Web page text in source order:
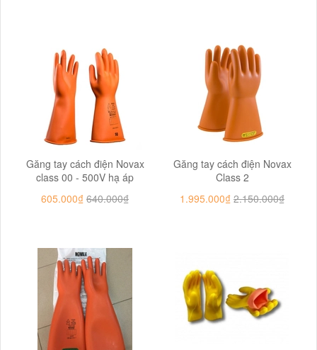
Găng tay cách điện Novax
class 00 - 500V hạ áp
605.000₫ 640.000₫
Găng tay cách điện Novax
Class 2
1.995.000₫ 2.150.000₫